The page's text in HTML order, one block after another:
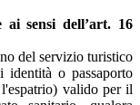
sensi dell’art. 16
del servizio turistico
o passaporto
valido per il